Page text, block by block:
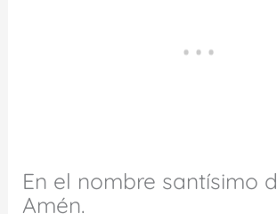
En el nombre santísimo
Amén.